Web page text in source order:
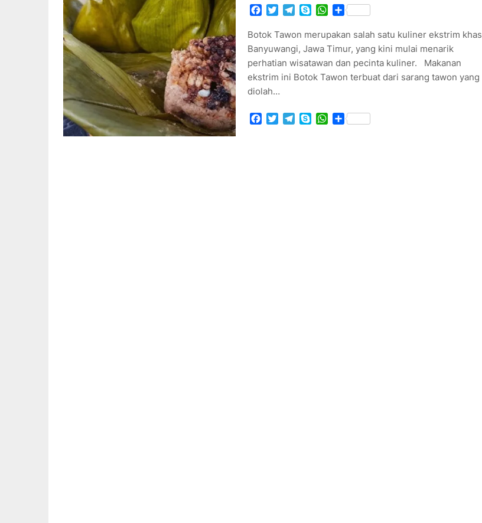
Facebook
TwitterTelegram
SkypeWhatsApp
Share
Botok Tawon merupakan salah satu kuliner ekstrim khas
Banyuwangi, Jawa Timur, yang kini mulai menarik
perhatian wisatawan dan pecinta kuliner. Makanan
ekstrim ini Botok Tawon terbuat dari sarang tawon yang
diolah…
Facebook
TwitterTelegram
SkypeWhatsApp
Share